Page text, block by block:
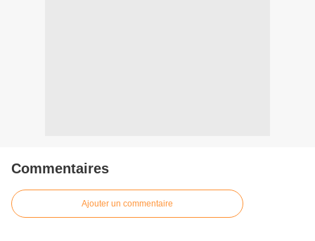
Commentaires
Ajouter un commentaire